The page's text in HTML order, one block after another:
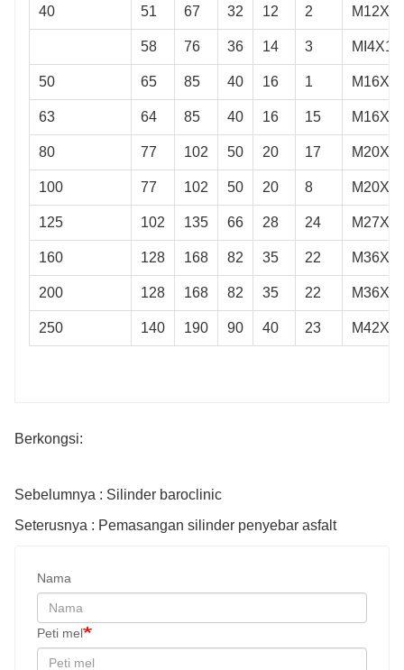
40 51 67 32 12 2
58 76 36 14 3 MI4X1.5
50 65 85 40 16 1
63 64 85 40 16 15
80 77 102 50 20 17
100 77 102 50 20 8
125 102 135 66 28 24 M27X2
160 128 168 82 35 22 M36X2
200 128 168 82 35 22 M36X2
250 140 190 90 40 23 M42X2
Berkongsi:
Sebelumnya : Silinder baroclinic
Seterusnya : Pemasangan silinder penyebar asfalt
Nama
Peti mel